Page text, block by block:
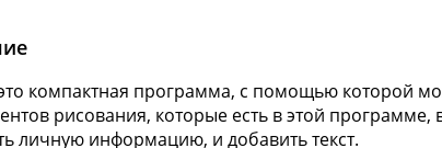
компактная программа, с помощью которой
рисования, которые есть в этой
личную информацию, и добавить текст.